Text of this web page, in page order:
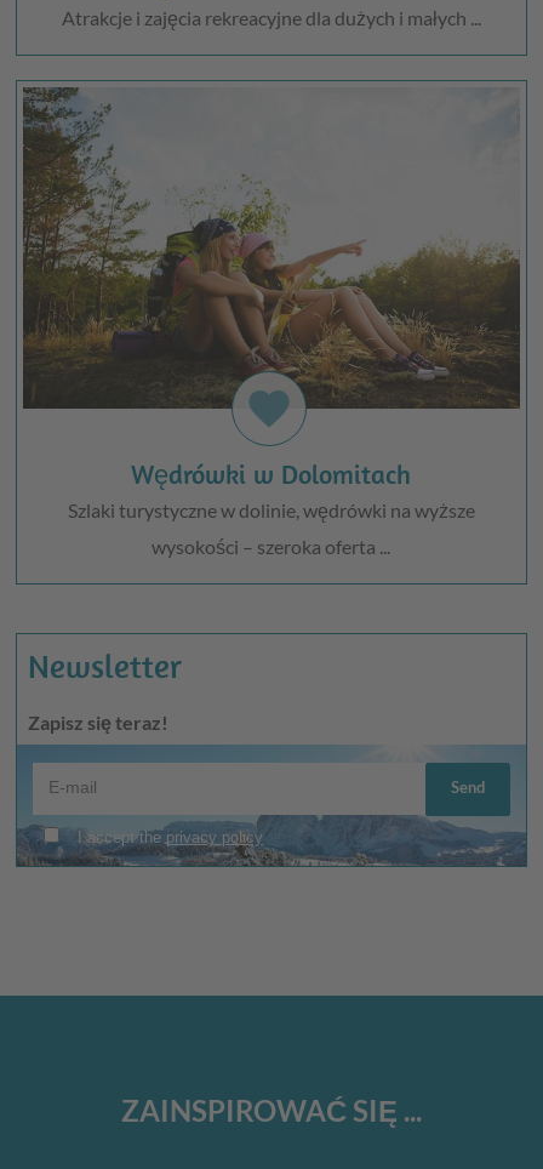
Atrakcje i zajęcia rekreacyjne dla dużych i małych ...
favorite
Wędrówki w Dolomitach
Szlaki turystyczne w dolinie, wędrówki na wyższe
wysokości – szeroka oferta ...
Newsletter
Zapisz się teraz!
ZAINSPIROWAĆ SIĘ ...